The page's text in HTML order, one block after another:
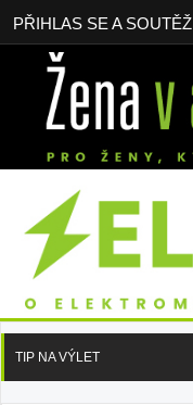
PŘIHLAS SE A SOUTĚŽ
TIP NA VÝLET